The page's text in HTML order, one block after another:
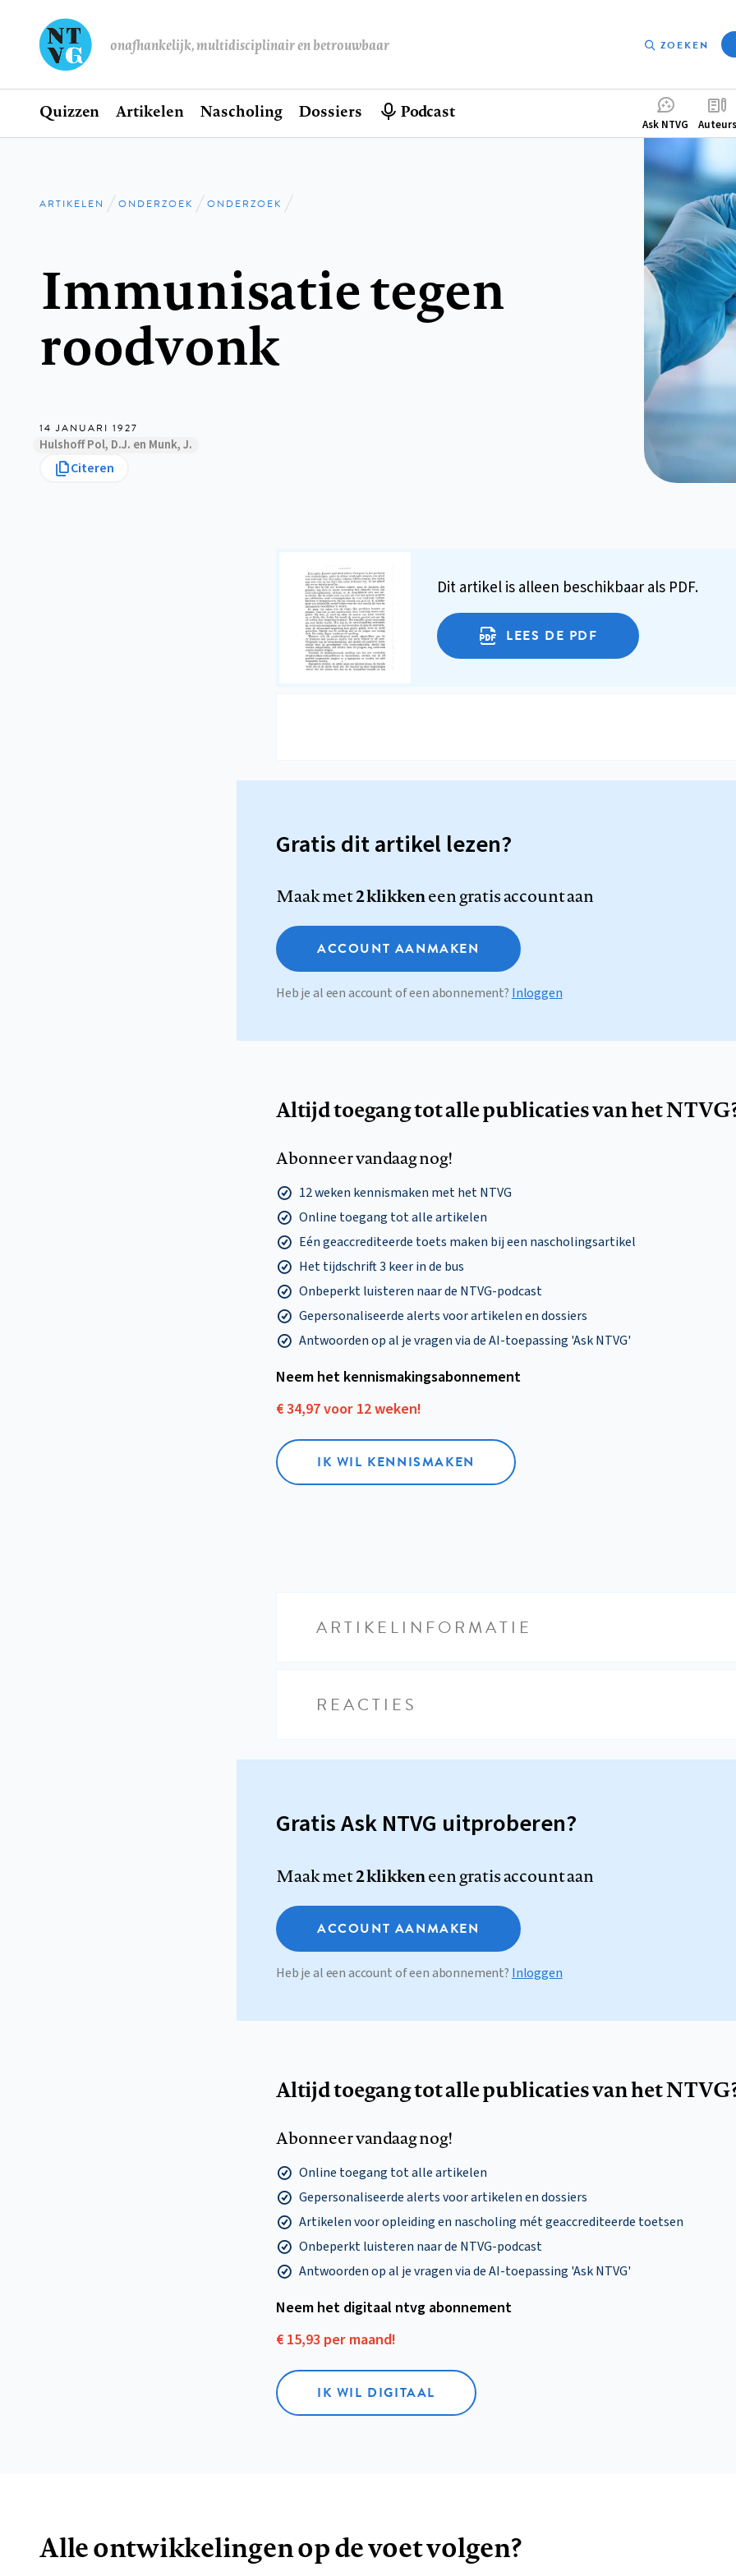
onafhankelijk, multidisciplinair en betrouwbaar ZOEKEN
Hoofdnavigatie
Home
Quizzen Artikelen Nascholing Dossiers Podcast
menu
Ask NTVG Auteurs
Kruimelpad
ARTIKELEN ONDERZOEK ONDERZOEK
Immunisatie tegen
roodvonk
14 JANUARI 1927
Hulshoff Pol, D.J. en Munk, J.
Citeren
Dit artikel is alleen beschikbaar als PDF.
LEES DE PDF
Gratis dit artikel lezen?
Maak met2 klikkeneen gratis account aan
ACCOUNT AANMAKEN
Heb je al een account of een abonnement? Inloggen
Altijd toegang tot alle publicaties van het
Abonneer vandaag nog!
12 weken kennismaken met het NTVG
Online toegang tot alle artikelen
Eén geaccrediteerde toets maken bij een nascholingsartikel
Het tijdschrift 3 keer in de bus
Onbeperkt luisteren naar de NTVG-podcast
Gepersonaliseerde alerts voor artikelen en dossiers
Antwoorden op al je vragen via de AI-toepassing 'Ask NTVG'
Neem het kennismakings­abonnement
€ 34,97 voor 12 weken!
IK WIL KENNISMAKEN
ARTIKELINFORMATIE
REACTIES
Gratis Ask NTVG uitproberen?
Maak met2 klikkeneen gratis account aan
ACCOUNT AANMAKEN
Heb je al een account of een abonnement? Inloggen
Altijd toegang tot alle publicaties van het
Abonneer vandaag nog!
Online toegang tot alle artikelen
Gepersonaliseerde alerts voor artikelen en dossiers
Artikelen voor opleiding en nascholing mét geaccrediteerde toetsen
Onbeperkt luisteren naar de NTVG-podcast
Antwoorden op al je vragen via de AI-toepassing 'Ask NTVG'
Neem het digitaal ntvg abonnement
€ 15,93 per maand!
IK WIL DIGITAAL
Alle ontwikkelingen op de voet volgen?